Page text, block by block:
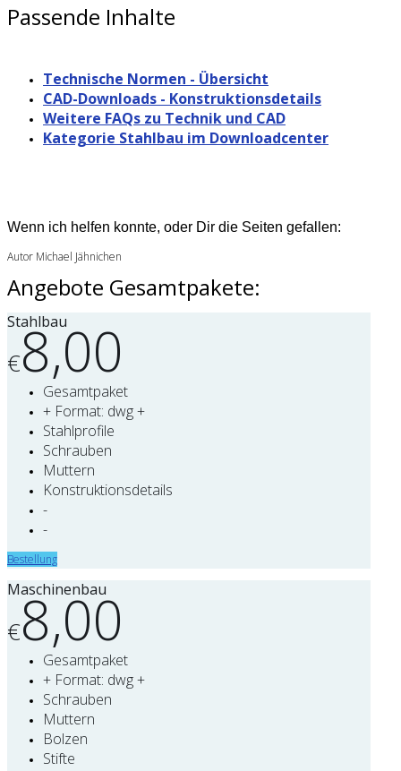
Passende Inhalte
Technische Normen - Übersicht
CAD-Downloads - Konstruktionsdetails
Weitere FAQs zu Technik und CAD
Kategorie Stahlbau im Downloadcenter
Wenn ich helfen konnte, oder Dir die Seiten gefallen:
Autor Michael Jähnichen
Angebote Gesamtpakete:
Stahlbau
€8,00
Gesamtpaket
+ Format: dwg +
Stahlprofile
Schrauben
Muttern
Konstruktionsdetails
-
-
Bestellung
Maschinenbau
€8,00
Gesamtpaket
+ Format: dwg +
Schrauben
Muttern
Bolzen
Stifte